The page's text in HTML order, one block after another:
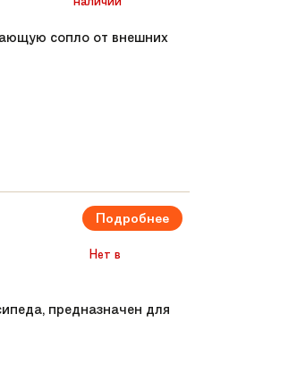
регулируемая
сопло от внешних
Подробнее
Нет в
предназначен для